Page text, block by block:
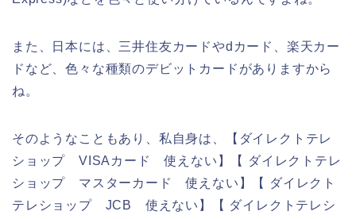
また、日本には、三井住友カードやdカード、楽天カー
ドなど、色々な種類のデビットカードがありますから
ね。
そのようなこともあり、私自身は、【ダイレクトテレ
ショップ VISAカード 使えない】【 ダイレクトテレ
ショップ マスターカード 使えない】【 ダイレクト
テレショップ JCB 使えない】【 ダイレクトテレシ